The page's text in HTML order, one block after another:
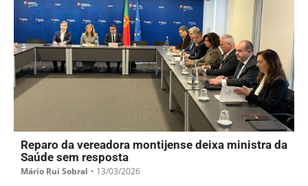
Reparo da vereadora montijense deixa ministra da
Saúde sem resposta
Mário Rui Sobral • 13/03/2026